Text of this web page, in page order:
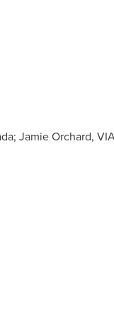
Jamie Orchard,